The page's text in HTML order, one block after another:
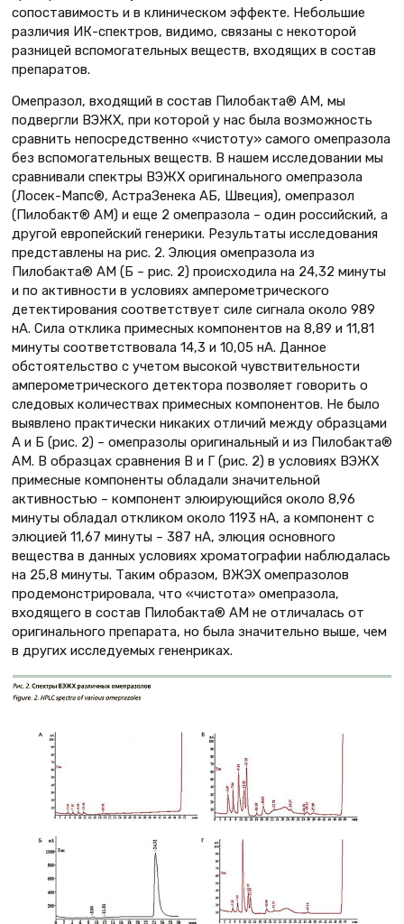
сопоставимость и в клиническом эффекте. Небольшие
различия ИК-спектров, видимо, связаны с некоторой
разницей вспомогательных веществ, входящих в состав
препаратов.
Омепразол, входящий в состав Пилобакта® АМ, мы
подвергли ВЭЖХ, при которой у нас была возможность
сравнить непосредственно «чистоту» самого омепразола
без вспомогательных веществ. В нашем исследовании мы
сравнивали спектры ВЭЖХ оригинального омепразола
(Лосек-Мапс®, АстраЗенека АБ, Швеция), омепразол
(Пилобакт® АМ) и еще 2 омепразола – один российский, а
другой европейский генерики. Результаты исследования
представлены на рис. 2. Элюция омепразола из
Пилобакта® АМ (Б – рис. 2) происходила на 24,32 минуты
и по активности в условиях амперометрического
детектирования соответствует силе сигнала около 989
нА. Сила отклика примесных компонентов на 8,89 и 11,81
минуты соответствовала 14,3 и 10,05 нА. Данное
обстоятельство с учетом высокой чувствительности
амперометрического детектора позволяет говорить о
следовых количествах примесных компонентов. Не было
выявлено практически никаких отличий между образцами
А и Б (рис. 2) – омепразолы оригинальный и из Пилобакта®
АМ. В образцах сравнения В и Г (рис. 2) в условиях ВЭЖХ
примесные компоненты обладали значительной
активностью – компонент элюирующийся около 8,96
минуты обладал откликом около 1193 нА, а компонент с
элюцией 11,67 минуты – 387 нА, элюция основного
вещества в данных условиях хроматографии наблюдалась
на 25,8 минуты. Таким образом, ВЖЭХ омепразолов
продемонстрировала, что «чистота» омепразола,
входящего в состав Пилобакта® АМ не отличалась от
оригинального препарата, но была значительно выше, чем
в других исследуемых гененриках.